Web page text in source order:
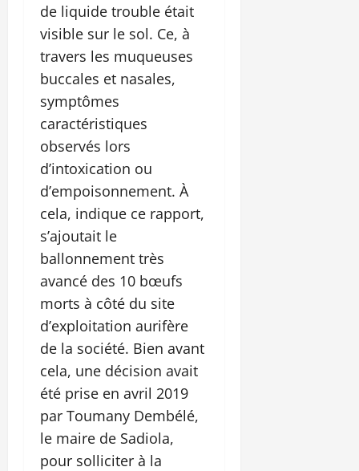
de liquide trouble était
visible sur le sol. Ce, à
travers les muqueuses
buccales et nasales,
symptômes
caractéristiques
observés lors
d’intoxication ou
d’empoisonnement. À
cela, indique ce rapport,
s’ajoutait le
ballonnement très
avancé des 10 bœufs
morts à côté du site
d’exploitation aurifère
de la société. Bien avant
cela, une décision avait
été prise en avril 2019
par Toumany Dembélé,
le maire de Sadiola,
pour solliciter à la